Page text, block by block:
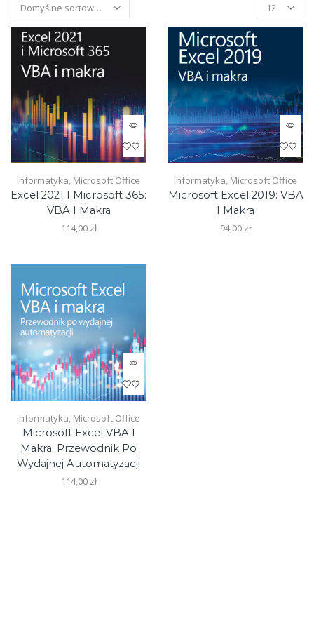
Products
per
page
Informatyka, Microsoft Office
Excel 2021 I Microsoft 365:
VBA I Makra
114,00 zł
Informatyka, Microsoft Office
Microsoft Excel 2019: VBA
I Makra
94,00 zł
Informatyka, Microsoft Office
Microsoft Excel VBA I
Makra. Przewodnik Po
Wydajnej Automatyzacji
114,00 zł